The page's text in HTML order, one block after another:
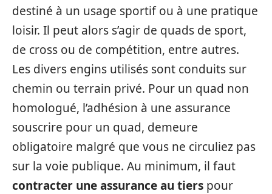
destiné à un usage sportif ou à une pratique
loisir. Il peut alors s’agir de quads de sport,
de cross ou de compétition, entre autres.
Les divers engins utilisés sont conduits sur
chemin ou terrain privé. Pour un quad non
homologué, l’adhésion à une assurance
souscrire pour un quad, demeure
obligatoire malgré que vous ne circuliez pas
sur la voie publique. Au minimum, il faut
contracter une assurance au tiers pour